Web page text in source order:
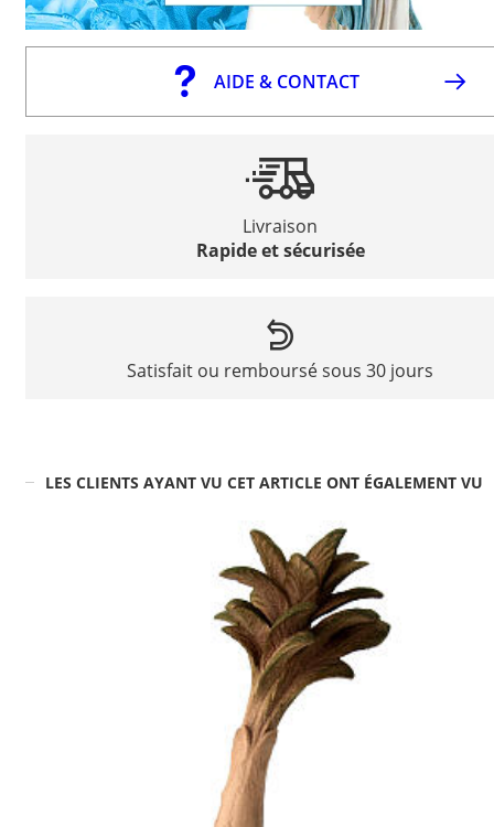
AIDE & CONTACT
Livraison
Rapide et sécurisée
Satisfait ou remboursé sous 30 jours
LES CLIENTS AYANT VU CET ARTICLE ONT ÉGALEMENT VU